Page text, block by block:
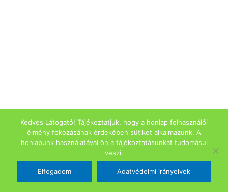
Kedves Látogató! Tájékoztatjuk, hogy a honlap felhasználói
élmény fokozásának érdekében sütiket alkalmazunk. A
honlapunk használatával ön a tájékoztatásunkat tudomásul
veszi.
Elfogadom Adatvédelmi irányelvek